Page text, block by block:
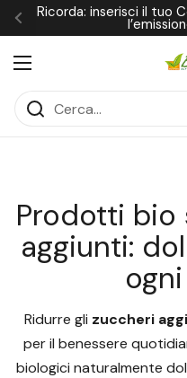
Passa ai contenuti
Precedente
Ricorda: inserisci il tuo
Apri menu
Home Stili Alimentari senza
Prodotti bio
aggiunti:
Ridurre gli zuccheri
per il benessere
biologici naturalmente